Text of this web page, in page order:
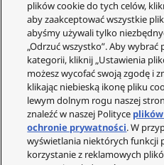
Technics
O nas
Gwarancja
Społeczność
plików cookie do tych celów,
aby zaakceptować wszystkie
abyśmy używali tylko
„Odrzuć wszystko”. Aby wybrać
kategorii, kliknij „Ustawienia
możesz wycofać swoją zgodę i
klikając niebieską ikonę pliku
lewym dolnym rogu naszej
znaleźć w naszej Polityce
ochronie prywatności. W
wyświetlania niektórych funkcji
korzystanie z reklamowych